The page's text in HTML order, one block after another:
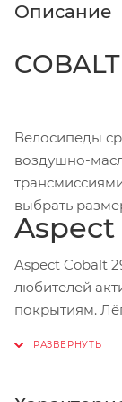
Описание
COBALT
Велосипеды
воздушно-
выбрать
Aspect
Aspect Cobalt
любителей
покрытиям.